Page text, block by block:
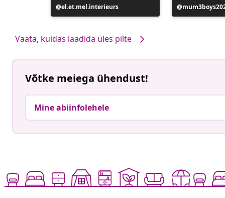
Postitus
avaldatud
el.et.mel.interieurs
Postitus
avaldatud
Vaata, kuidas laadida üles pilte
Võtke meiega ühendust!
Mine abiinfolehele